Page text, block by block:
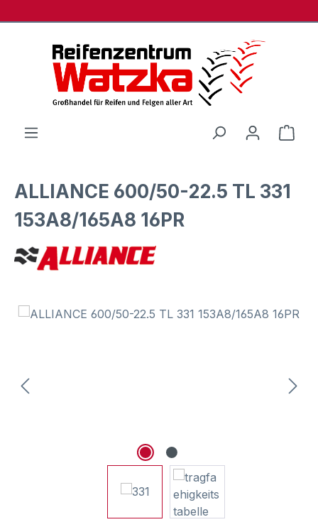
ALLIANCE 600/50-22.5 TL 331
153A8/165A8 16PR
Bildergalerie überspringen